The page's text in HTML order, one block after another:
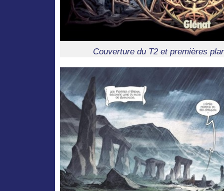
Couverture du T2 et premières